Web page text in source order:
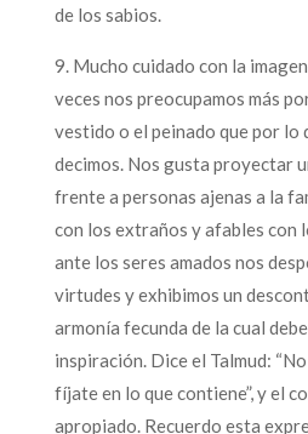
de los sabios.
9. Mucho cuidado con la
veces nos preocupamos más
vestido o el peinado que por lo
decimos. Nos gusta proyectar
frente a personas ajenas a la
con los extraños y afables con
ante los seres amados nos
virtudes y exhibimos un
armonía fecunda de la cual
inspiración. Dice el Talmud:
fíjate en lo que contiene”, y el
apropiado. Recuerdo esta